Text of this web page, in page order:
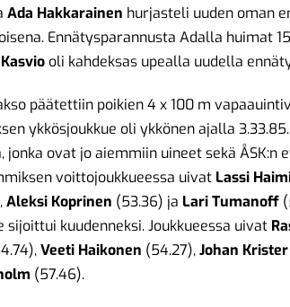
Ada Hakkarainen hurjasteli uuden oman
Ennätysparannusta Adalla huimat
Kasvio oli kahdeksas upealla uudella
päätettiin poikien 4 x 100 m
ykkösjoukkue oli ykkönen ajalla
jonka ovat jo aiemmiin uineet sekä ÅSK:n
voittojoukkueessa uivat Lassi
Aleksi Koprinen (53.36) ja Lari Tumanoff
sijoittui kuudenneksi. Joukkueessa uivat
Veeti Haikonen (54.27),Johan
(57.46).